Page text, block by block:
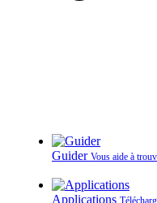
Guider Vous aide à
Applications